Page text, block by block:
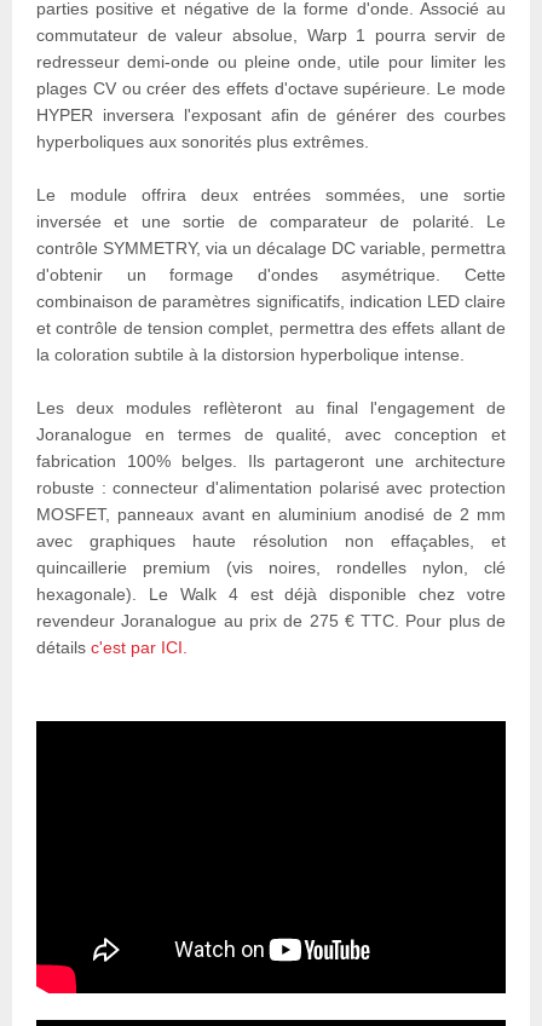
parties positive et négative de la forme d'onde. Associé au
commutateur de valeur absolue, Warp 1 pourra servir de
redresseur demi-onde ou pleine onde, utile pour limiter les
plages CV ou créer des effets d'octave supérieure. Le mode
HYPER inversera l'exposant afin de générer des courbes
hyperboliques aux sonorités plus extrêmes.
Le module offrira deux entrées sommées, une sortie
inversée et une sortie de comparateur de polarité. Le
contrôle SYMMETRY, via un décalage DC variable, permettra
d'obtenir un formage d'ondes asymétrique. Cette
combinaison de paramètres significatifs, indication LED claire
et contrôle de tension complet, permettra des effets allant de
la coloration subtile à la distorsion hyperbolique intense.
Les deux modules reflèteront au final l'engagement de
Joranalogue en termes de qualité, avec conception et
fabrication 100% belges. Ils partageront une architecture
robuste : connecteur d'alimentation polarisé avec protection
MOSFET, panneaux avant en aluminium anodisé de 2 mm
avec graphiques haute résolution non effaçables, et
quincaillerie premium (vis noires, rondelles nylon, clé
hexagonale). Le Walk 4 est déjà disponible chez votre
revendeur Joranalogue au prix de 275 € TTC. Pour plus de
détails c'est par ICI.